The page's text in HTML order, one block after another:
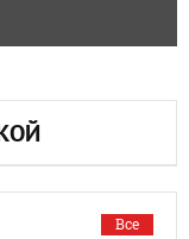
Все